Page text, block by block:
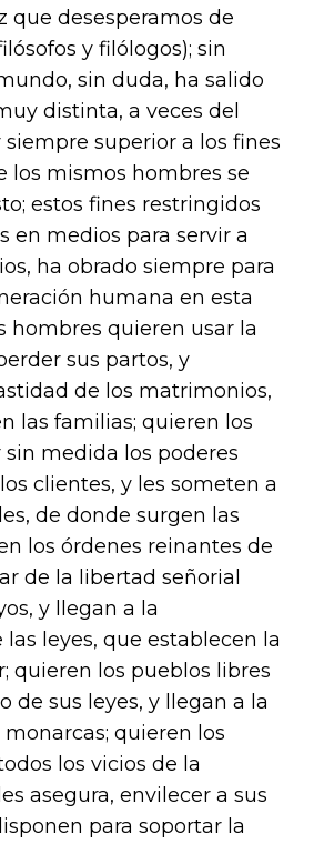
que desesperamos de
y filólogos); sin
sin duda, ha salido
distinta, a veces del
superior a los fines
los mismos hombres se
estos fines restringidos
en medios para servir a
ha obrado siempre para
humana en esta
hombres quieren usar la
sus partos, y
de los matrimonios,
las familias; quieren los
medida los poderes
clientes, y les someten a
de donde surgen las
los órdenes reinantes de
de la libertad señorial
y llegan a la
leyes, que establecen la
quieren los pueblos libres
de sus leyes, y llegan a la
quieren los
los vicios de la
asegura, envilecer a sus
para soportar la